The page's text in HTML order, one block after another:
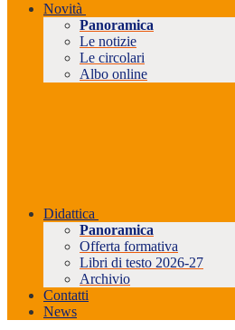
Novità
Panoramica
Le notizie
Le circolari
Albo online
Didattica
Panoramica
Offerta formativa
Libri di testo 2026-27
Archivio
Contatti
News